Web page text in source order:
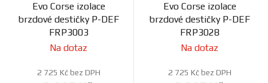
Evo Corse izolace
brzdové destičky P-DEF
FRP3003
Na dotaz
2 725 Kč bez DPH
Evo Corse izolace
brzdové destičky P-DEF
FRP3028
Na dotaz
2 725 Kč bez DPH